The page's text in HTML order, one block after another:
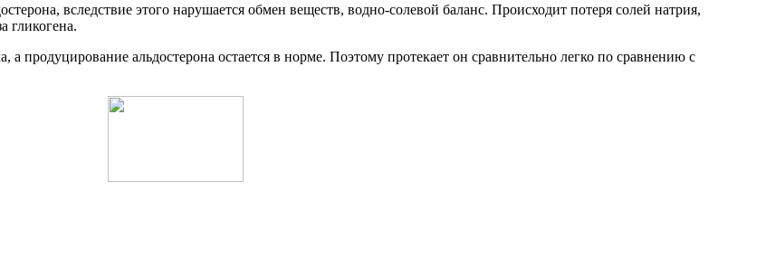
вследствие этого нарушается обмен веществ, водно-солевой баланс. Происходит потеря солей натрия,
гликогена.
продуцирование альдостерона остается в норме. Поэтому протекает он сравнительно легко по сравнению с